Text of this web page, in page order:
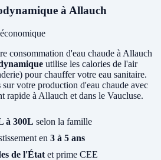
à Allauch
consommation d'eau chaude à Allauch
utilise les calories de l'air
pour chauffer votre eau sanitaire.
sur votre production d'eau chaude avec
rapide à Allauch et dans le Vaucluse.
à 300L selon la famille
en 3 à 5 ans
de l'État et prime CEE